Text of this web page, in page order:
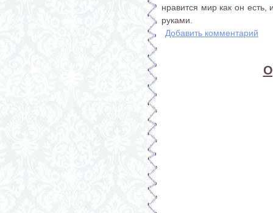
нравится мир как он
руками.
Добавить комментарий